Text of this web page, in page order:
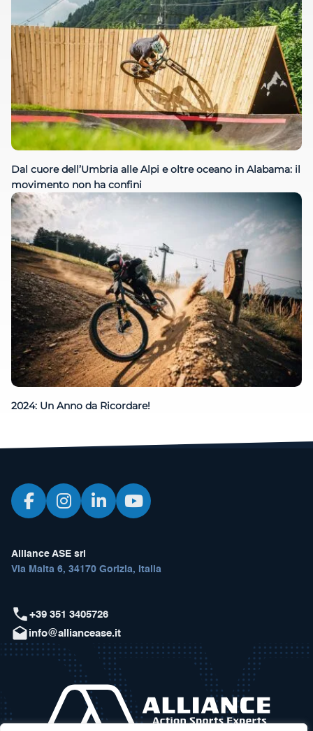
Dal cuore dell’Umbria alle Alpi e oltre oceano in Alabama: il
movimento non ha confini
2024: Un Anno da Ricordare!
Alliance ASE srl
Via Malta 6, 34170 Gorizia, Italia
+39 351 3405726
info@alliancease.it